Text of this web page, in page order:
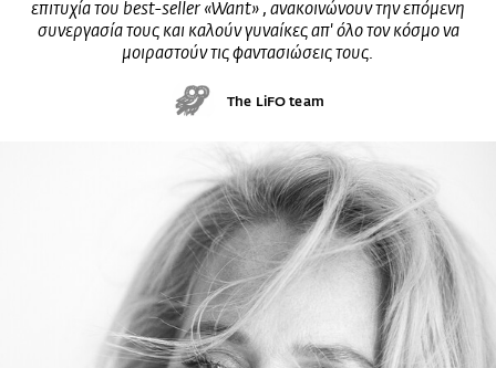
επιτυχία του best-seller «Want» , ανακοινώνουν την επόμενη
συνεργασία τους και καλούν γυναίκες απ' όλο τον κόσμο να
μοιραστούν τις φαντασιώσεις τους.
The LiFO team